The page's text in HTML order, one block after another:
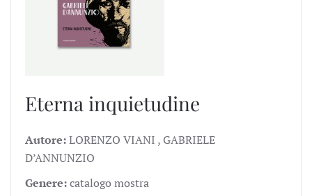
Eterna inquietudine
Autore:LORENZO VIANI , GABRIELE
D’ANNUNZIO
Genere:catalogo mostra